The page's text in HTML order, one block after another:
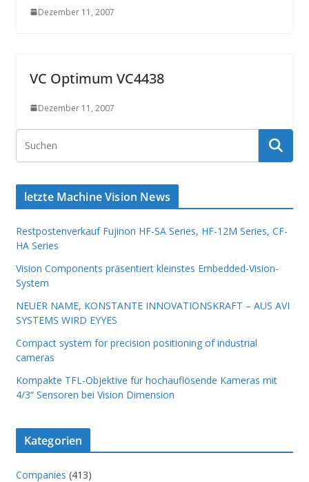
Dezember 11, 2007
VC Optimum VC4438
Dezember 11, 2007
letzte Machine Vision News
Restpostenverkauf Fujinon HF-SA Series, HF-12M Series, CF-
HA Series
Vision Components präsentiert kleinstes Embedded-Vision-
System
NEUER NAME, KONSTANTE INNOVATIONSKRAFT – AUS AVI
SYSTEMS WIRD EYYES
Compact system for precision positioning of industrial
cameras
Kompakte TFL-Objektive für hochauflösende Kameras mit
4/3“ Sensoren bei Vision Dimension
Kategorien
Companies (413)